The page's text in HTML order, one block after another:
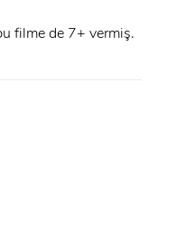
filme de 7+ vermiş.